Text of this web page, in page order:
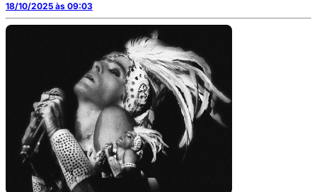
18/10/2025 às 09:03